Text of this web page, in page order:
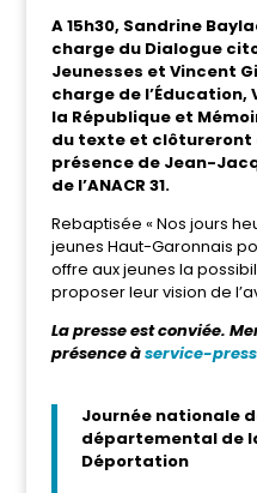
A 15h30, Sandrine
charge du Dialogue
Jeunesses et Vincent
charge de l’Éducation,
la République et
du texte et clôtureront
présence de Jean-
de l’ANACR 31.
Rebaptisée « Nos jours
jeunes Haut-Garonnais
offre aux jeunes la
proposer leur vision de
La presse est conviée.
présence àservice-
Journée nationale
départemental de
Déportation